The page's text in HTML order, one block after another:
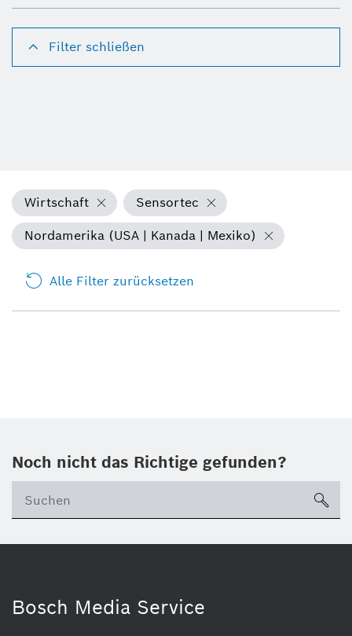
Filter schließen
Wirtschaft
Sensortec
Nordamerika (USA | Kanada | Mexiko)
Alle Filter zurücksetzen
Noch nicht das Richtige gefunden?
Bosch Media Service